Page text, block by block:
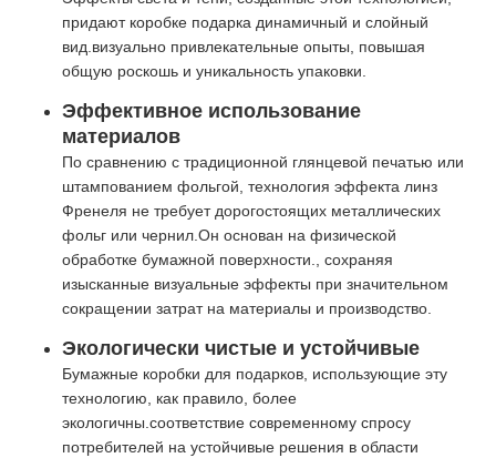
придают коробке подарка динамичный и слойный
вид.визуально привлекательные опыты, повышая
общую роскошь и уникальность упаковки.
Эффективное использование
материалов
По сравнению с традиционной глянцевой печатью или
штампованием фольгой, технология эффекта линз
Френеля не требует дорогостоящих металлических
фольг или чернил.Он основан на физической
обработке бумажной поверхности., сохраняя
изысканные визуальные эффекты при значительном
сокращении затрат на материалы и производство.
Экологически чистые и устойчивые
Бумажные коробки для подарков, использующие эту
технологию, как правило, более
экологичны.соответствие современному спросу
потребителей на устойчивые решения в области